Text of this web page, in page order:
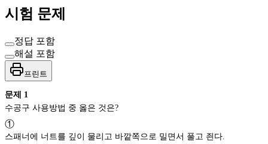
시험 문제
정답 포함
해설 포함
프린트
문제 1
①
스패너에 너트를 깊이 물리고 바깥쪽으로 밀면서 풀고 죈다.